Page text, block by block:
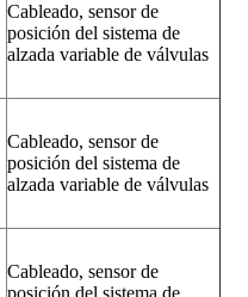
Cableado, sensor de
posición del sistema de
alzada variable de válvulas
Cableado, sensor de
posición del sistema de
alzada variable de válvulas
Cableado, sensor de
posición del sistema de